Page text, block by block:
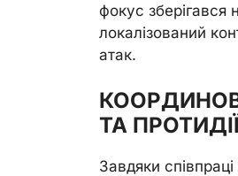
фокус зберігався
локалізований
атак.
ТА ПРОТИДІЇ
Завдяки